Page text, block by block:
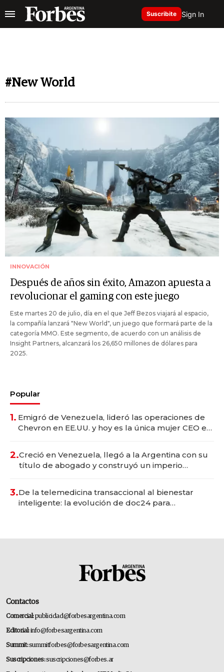
Suscribite Sign In
#New World
INNOVACIÓN
Después de años sin éxito, Amazon apuesta a
revolucionar el gaming con este juego
Este martes 20 de julio, día en el que Jeff Bezos viajará al espacio,
la compañía lanzará "New World", un juego que formará parte de la
categoría MMO. Este segmento, de acuerdo con un análisis de
Insight Partners, alcanzará los 26,650 millones de dólares para
2025.
Popular
1. Emigró de Venezuela, lideró las operaciones de
Chevron en EE.UU. y hoy es la única mujer CEO en
2.Creció en Venezuela, llegó a la Argentina con su
título de abogado y construyó un imperio
3.De la telemedicina transaccional al bienestar
inteligente: la evolución de doc24 para
Contactos
Comercial:publicidad@forbesargentina.com
Editorial:info@forbesargentina.com
Summit:summitforbes@forbesargentina.com
Suscripciones:suscripciones@forbes.ar